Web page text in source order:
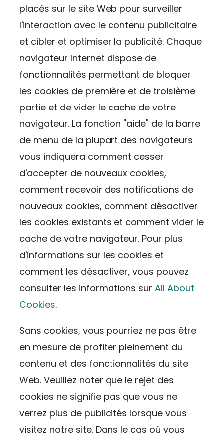
placés sur le site Web pour surveiller
l'interaction avec le contenu publicitaire
et cibler et optimiser la publicité. Chaque
navigateur Internet dispose de
fonctionnalités permettant de bloquer
les cookies de première et de troisième
partie et de vider le cache de votre
navigateur. La fonction "aide" de la barre
de menu de la plupart des navigateurs
vous indiquera comment cesser
d'accepter de nouveaux cookies,
comment recevoir des notifications de
nouveaux cookies, comment désactiver
les cookies existants et comment vider le
cache de votre navigateur. Pour plus
d'informations sur les cookies et
comment les désactiver, vous pouvez
consulter les informations sur All About
Cookies.
Sans cookies, vous pourriez ne pas être
en mesure de profiter pleinement du
contenu et des fonctionnalités du site
Web. Veuillez noter que le rejet des
cookies ne signifie pas que vous ne
verrez plus de publicités lorsque vous
visitez notre site. Dans le cas où vous